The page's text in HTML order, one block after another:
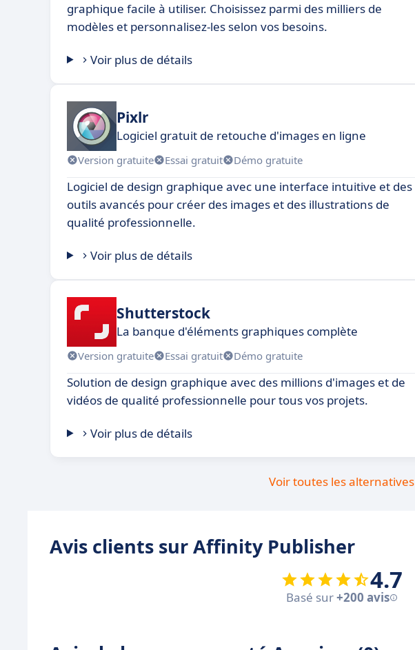
graphique facile à utiliser. Choisissez parmi des milliers de
modèles et personnalisez-les selon vos besoins.
Voir plus de détails
Pixlr
Logiciel gratuit de retouche d'images en ligne
Version gratuite Essai gratuit Démo gratuite
Logiciel de design graphique avec une interface intuitive et des
outils avancés pour créer des images et des illustrations de
qualité professionnelle.
Voir plus de détails
Shutterstock
La banque d'éléments graphiques complète
Version gratuite Essai gratuit Démo gratuite
Solution de design graphique avec des millions d'images et de
vidéos de qualité professionnelle pour tous vos projets.
Voir plus de détails
Voir toutes les alternatives
Avis clients sur Affinity Publisher
4.7
Basé sur+200 avis